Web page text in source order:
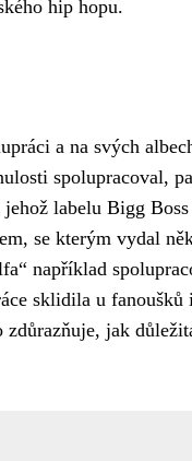
hip hopu.
a na svých
spolupracoval,
jehož labelu Bigg
em, se kterým vydal
například
sklidila u
zdůrazňuje, jak